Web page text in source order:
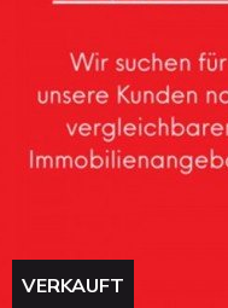
VERKAUFT